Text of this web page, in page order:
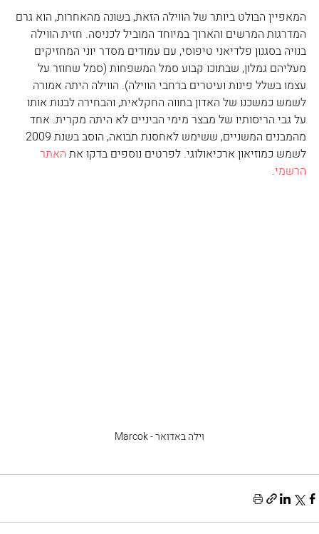
המאפיין הבולט ביותר של הווילה הזאת, בשונה מהאחרות, הוא גרם
המדרגות המרשים והארוך במיוחד המוביל לכניסה. חזית הווילה
בנויה בסגנון פלדיאני טיפוסי, עם עמודים מסדר יוני המחזיקים
מעליהם גמלון, שבתוכו קבוע סמל המשפחות (סמל שחוזר על
עצמו בשלל פינות ועיטרים ברחבי הווילה). הווילה היתה אמורה
לשמש כמשכנו של האדון בחווה החקלאית, והבחירה לבנות אותו
על גבי הריסותיו של מבצר מימי הביניים לא היתה מקרית. אחד
לשמש כמוזיאון ארכיאולוגי. לפרטים נוספים בדקו את האתר
הרשמי.
וילה באדואר - Marcok